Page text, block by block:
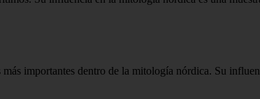
importantes dentro de la mitología nórdica. Su